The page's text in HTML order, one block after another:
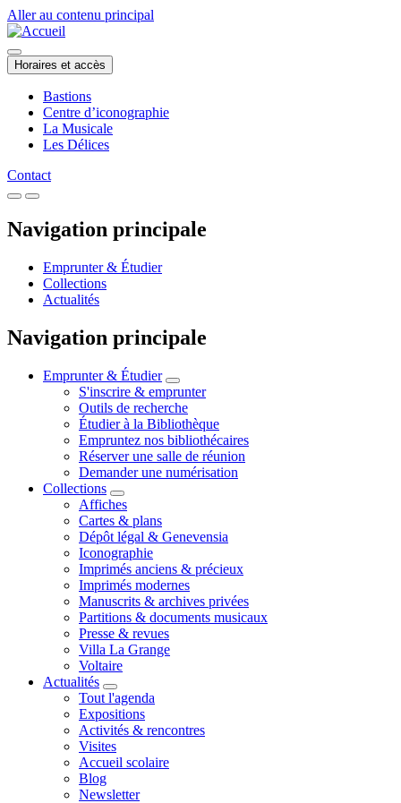
Aller au contenu principal
Horaires et accès
Bastions
Centre d’iconographie
La Musicale
Les Délices
Contact
Navigation principale
Emprunter & Étudier
Collections
Actualités
Navigation principale
Emprunter & Étudier
S'inscrire & emprunter
Outils de recherche
Étudier à la Bibliothèque
Empruntez nos bibliothécaires
Réserver une salle de réunion
Demander une numérisation
Collections
Affiches
Cartes & plans
Dépôt légal & Genevensia
Iconographie
Imprimés anciens & précieux
Imprimés modernes
Manuscrits & archives privées
Partitions & documents musicaux
Presse & revues
Villa La Grange
Voltaire
Actualités
Tout l'agenda
Expositions
Activités & rencontres
Visites
Accueil scolaire
Blog
Newsletter